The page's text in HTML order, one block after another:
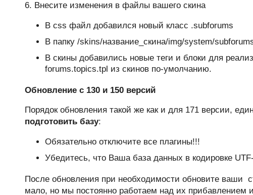
6. Внесите изменения в файлы вашего скина
В css файл добавился новый класс .subforums
В папку /skins/название_скина/img/system/
В скины добавились новые теги и блоки для
forums.topics.tpl из скинов по-умолчанию.
Обновление с 130 и 150 версий
Порядок обновления такой же как и для 171 версии,
подготовить базу:
Обязательно отключите все плагины!!!
Убедитесь, что Ваша база данных в кодировке
После обновления при необходимости обновите ваши
мало, но мы постоянно работаем над их прибавлением